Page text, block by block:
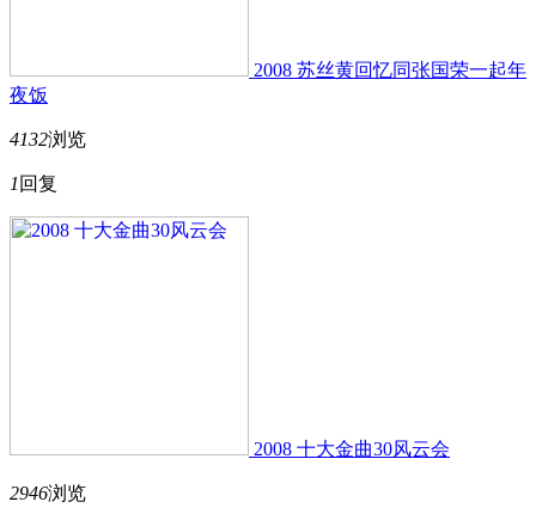
2008 苏丝黄回忆同张国荣一起年
夜饭
4132浏览
1 回复
2008 十大金曲30风云会
2946浏览